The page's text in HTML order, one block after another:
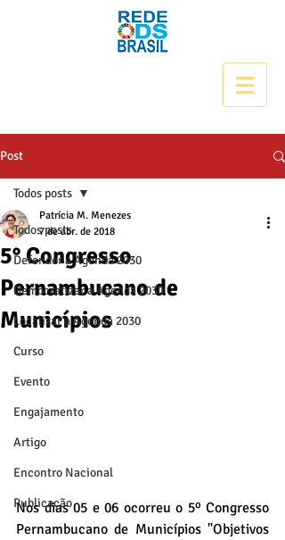
Post
Todos posts
Defender a Agenda 2030
Democratizar a Agenda 2030
Localizar a Agenda 2030
Curso
Evento
Engajamento
Artigo
Encontro Nacional
Publicação
Todos posts
5° Congresso
Pernambucano de
Municípios
Patrícia M. Menezes
7 de abr. de 2018
Nos dias 05 e 06 ocorreu o 5º Congresso
Pernambucano de Municípios "Objetivos